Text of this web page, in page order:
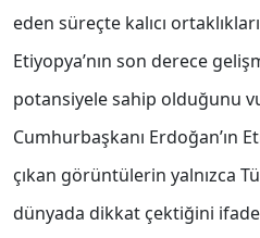
eden süreçte kalıcı
Etiyopya’nın son derece
potansiyele sahip olduğunu
Cumhurbaşkanı Erdoğan’ın
çıkan görüntülerin yalnızca
dünyada dikkat çektiğini ifade